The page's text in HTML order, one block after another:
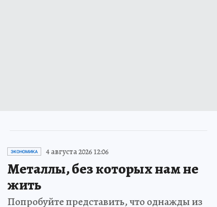
ЭКОНОМИКА 4 августа 2026 12:06
Металлы, без которых нам не
жить
Попробуйте представить, что однажды из